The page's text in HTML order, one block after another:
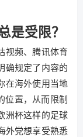
是受限？
视频、腾讯体育
确规定了内容的
在海外使用当地
位置，从而限制
洲杯这样的足球
外党想享受熟悉